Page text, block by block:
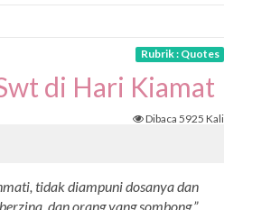
Rubrik : Quotes
di Hari Kiamat
Dibaca 5925 Kali
tidak diampuni dosanya dan
dan orang yang sombong.”